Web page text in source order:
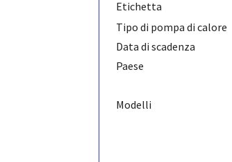
Etichetta
Tipo di pompa di calore
Data di scadenza
Paese
Modelli